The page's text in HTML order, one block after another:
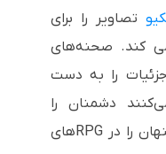
تصاویر را برای
کند. صحنه‌های
را به دست
دشمنان را
شناسایی کنید و حافظه‌های پنهان را در RPG‌های